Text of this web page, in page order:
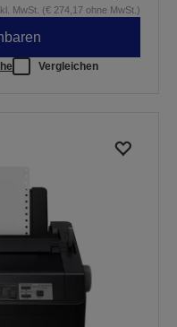
MwSt. (€ 274,17 ohne MwSt.)
Vergleichen